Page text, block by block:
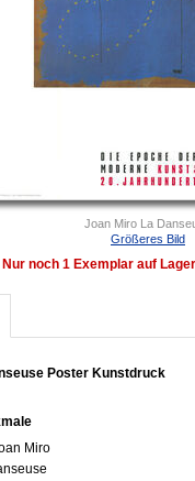
Joan Miro La
Größeres Bild
Nur noch 1 Exemplar auf
Poster Kunstdruck
Miro